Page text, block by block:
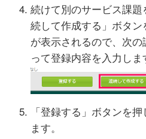
続けて別のサービス課
続して作成する」ボタ
が表示されるので、次
って登録内容を入力しま
「登録する」ボタンを
ます。